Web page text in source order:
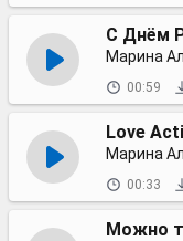
С Днём
Марина
00:59
Love
Марина
00:33
Можно